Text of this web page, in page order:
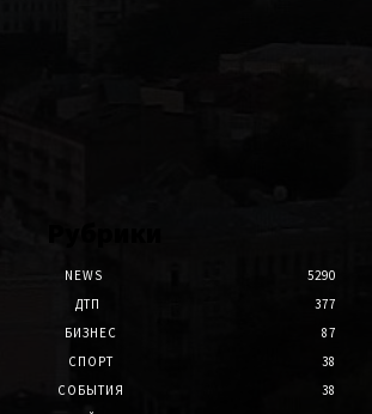
NEWS
5290
ДТП
377
БИЗНЕС
87
СПОРТ
38
СОБЫТИЯ
38